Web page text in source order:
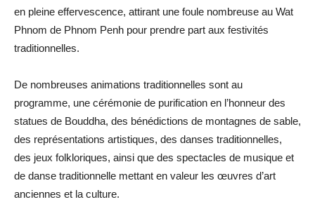
en pleine effervescence, attirant une foule nombreuse au Wat
Phnom de Phnom Penh pour prendre part aux festivités
traditionnelles.
De nombreuses animations traditionnelles sont au
programme, une cérémonie de purification en l’honneur des
statues de Bouddha, des bénédictions de montagnes de sable,
des représentations artistiques, des danses traditionnelles,
des jeux folkloriques, ainsi que des spectacles de musique et
de danse traditionnelle mettant en valeur les œuvres d’art
anciennes et la culture.